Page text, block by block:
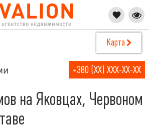
Карта
+380 (XX) XXX-XX-XX
на Яковцах, Червоном